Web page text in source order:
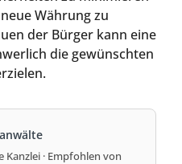
Währung zu
der Bürger kann eine
die gewünschten
· Empfohlen von